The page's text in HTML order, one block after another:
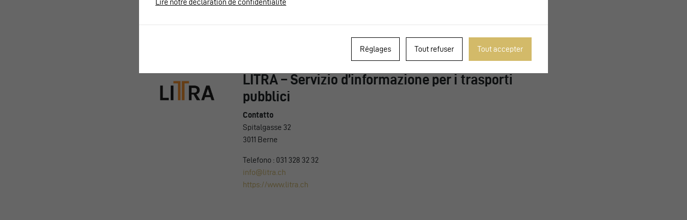
Telefono: 031 359 23 23
LITRA – Servizio d’informazione per i trasporti
pubblici
Contatto
Spitalgasse 32
3011 Berne
Telefono : 031 328 32 32
info@litra.ch
https://www.litra.ch
Réglages Tout refuser Tout accepter